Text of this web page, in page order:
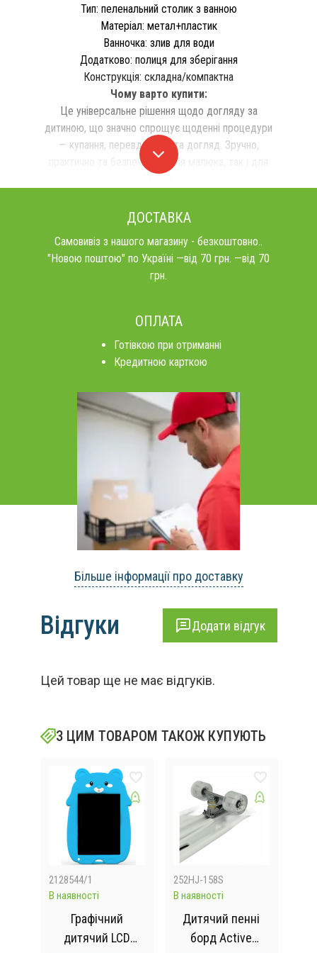
Тип: пеленальний столик з ванною
Матеріал: метал+пластик
Ванночка: злив для води
Додатково: полиця для зберігання
Конструкція: складна/компактна
Чому варто купити:
Це універсальне рішення щодо догляду за
дитиною, що значно спрощує щоденні процедури
— купання, перевдягання та догляд. Зручно,
практично та безпечно як для малюка, так і для
ДОСТАВКА
Самовивіз з нашого магазину - безкоштовно..
"Новою поштою" по Україні —від 70 грн. —від 70
грн.
ОПЛАТА
Готівкою при отриманні
Кредитною карткою
Більше інформації про доставку
Відгуки Додати відгук
Цей товар ще не має відгуків.
З ЦИМ ТОВАРОМ ТАКОЖ КУПУЮТЬ
2128544/1
В наявності
Графічний
дитячий LCD
252HJ-158S
В наявності
Дитячий пенні
борд Active